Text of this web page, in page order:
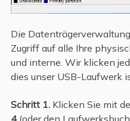
Die
Zugriff auf alle Ihre
und interne. Wir klicken
dies unser USB-Laufwerk
Schritt 1.Klicken Sie mit
4(oder den